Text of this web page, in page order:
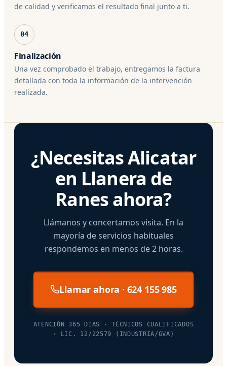
de calidad y verificamos el resultado final junto a ti.
04
Finalización
Una vez comprobado el trabajo, entregamos la factura
detallada con toda la información de la intervención
realizada.
¿Necesitas Alicatar
en Llanera de
Ranes ahora?
Llámanos y concertamos visita. En la
mayoría de servicios habituales
respondemos en menos de 2 horas.
Llamar ahora · 624 155 985
ATENCIÓN 365 DÍAS · TÉCNICOS CUALIFICADOS
· LIC. 12/22579 (INDUSTRIA/GVA)